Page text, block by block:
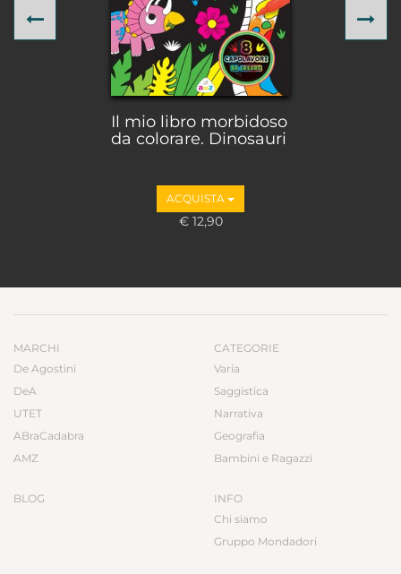
Il mio libro morbidoso
da colorare. Dinosauri
ACQUISTA
€ 12,90
Previous
MARCHI
De Agostini
DeA
UTET
ABraCadabra
AMZ
BLOG
CATEGORIE
Varia
Saggistica
Narrativa
Geografia
Bambini e Ragazzi
INFO
Chi siamo
Gruppo Mondadori